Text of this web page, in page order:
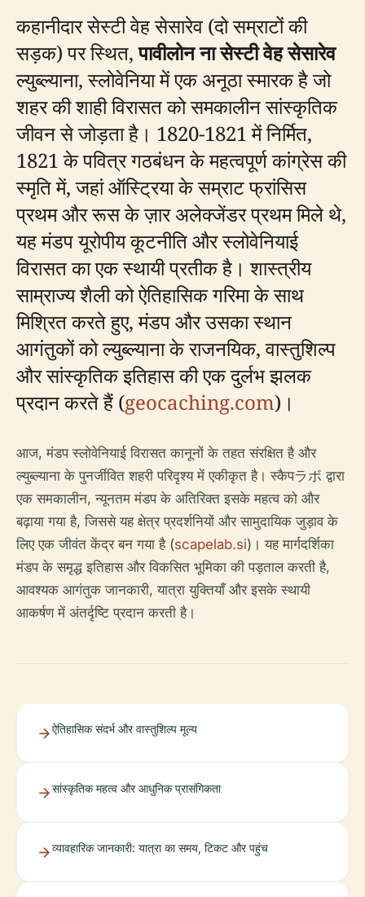
कहानीदार सेस्टी वेह सेसारेव (दो सम्राटों की
सड़क) पर स्थित,पावीलोन ना सेस्टी वेह सेसारेव
ल्युब्ल्याना, स्लोवेनिया में एक अनूठा स्मारक है जो
शहर की शाही विरासत को समकालीन सांस्कृतिक
जीवन से जोड़ता है। 1820-1821 में निर्मित,
1821 के पवित्र गठबंधन के महत्वपूर्ण कांग्रेस की
स्मृति में, जहां ऑस्ट्रिया के सम्राट फ्रांसिस
प्रथम और रूस के ज़ार अलेक्जेंडर प्रथम मिले थे,
यह मंडप यूरोपीय कूटनीति और स्लोवेनियाई
विरासत का एक स्थायी प्रतीक है। शास्त्रीय
साम्राज्य शैली को ऐतिहासिक गरिमा के साथ
मिश्रित करते हुए, मंडप और उसका स्थान
आगंतुकों को ल्युब्ल्याना के राजनयिक, वास्तुशिल्प
और सांस्कृतिक इतिहास की एक दुर्लभ झलक
प्रदान करते हैं (geocaching.com)।
आज, मंडप स्लोवेनियाई विरासत कानूनों के तहत संरक्षित है और
ल्युब्ल्याना के पुनर्जीवित शहरी परिदृश्य में एकीकृत है। स्कैपラボ द्वारा
एक समकालीन, न्यूनतम मंडप के अतिरिक्त इसके महत्व को और
बढ़ाया गया है, जिससे यह क्षेत्र प्रदर्शनियों और सामुदायिक जुड़ाव के
लिए एक जीवंत केंद्र बन गया है (scapelab.si)। यह मार्गदर्शिका
मंडप के समृद्ध इतिहास और विकसित भूमिका की पड़ताल करती है,
आवश्यक आगंतुक जानकारी, यात्रा युक्तियाँ और इसके स्थायी
आकर्षण में अंतर्दृष्टि प्रदान करती है।
ऐतिहासिक संदर्भ और वास्तुशिल्प मूल्य
सांस्कृतिक महत्व और आधुनिक प्रासंगिकता
व्यावहारिक जानकारी: यात्रा का समय, टिकट और पहुंच